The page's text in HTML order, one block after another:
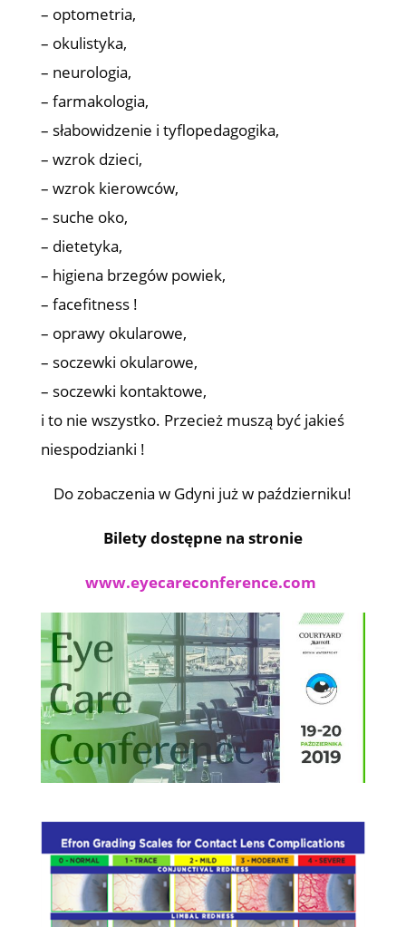
– optometria,
– okulistyka,
– neurologia,
– farmakologia,
– słabowidzenie i tyflopedagogika,
– wzrok dzieci,
– wzrok kierowców,
– suche oko,
– dietetyka,
– higiena brzegów powiek,
– facefitness !
– oprawy okularowe,
– soczewki okularowe,
– soczewki kontaktowe,
i to nie wszystko. Przecież muszą być jakieś
niespodzianki !
Do zobaczenia w Gdyni już w październiku!
Bilety dostępne na stronie
www.eyecareconference.com